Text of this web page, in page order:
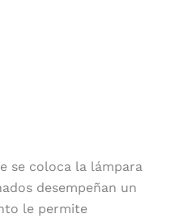
se coloca la lámpara
desempeñan un
le permite